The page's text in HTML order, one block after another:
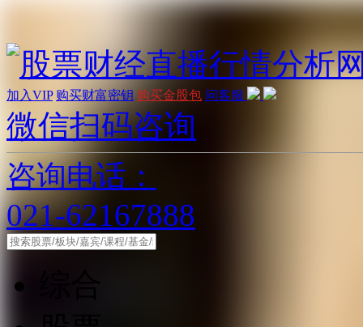
加入VIP 购买财富密钥 购买金股包 问客服
微信扫码咨询
咨询电话：
021-62167888